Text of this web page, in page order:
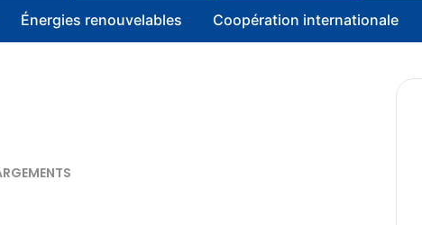
Énergies renouvelables Coopération internationale